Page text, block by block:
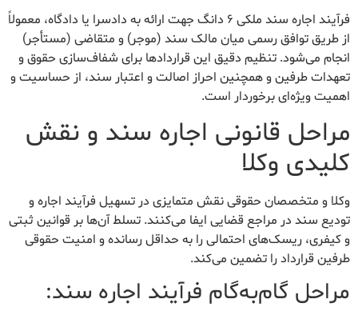
فرآیند اجاره سند ملکی ۶ دانگ جهت ارائه به دادسرا یا دادگاه، معمولاً
از طریق توافق رسمی میان مالک سند (موجر) و متقاضی (مستأجر)
انجام می‌شود. تنظیم دقیق این قراردادها برای شفاف‌سازی حقوق و
تعهدات طرفین و همچنین احراز اصالت و اعتبار سند، از حساسیت و
اهمیت ویژه‌ای برخوردار است.
مراحل قانونی اجاره سند و نقش
کلیدی وکلا
وکلا و متخصصان حقوقی نقش متمایزی در تسهیل فرآیند اجاره و
تودیع سند در مراجع قضایی ایفا می‌کنند. تسلط آن‌ها بر قوانین ثبتی
و کیفری، ریسک‌های احتمالی را به حداقل رسانده و امنیت حقوقی
طرفین قرارداد را تضمین می‌کند.
مراحل گام‌به‌گام فرآیند اجاره سند: